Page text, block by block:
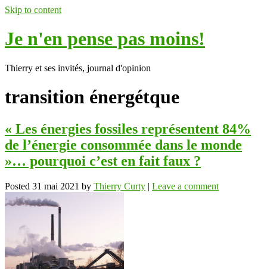
Skip to content
Je n'en pense pas moins!
Thierry et ses invités, journal d'opinion
transition énergétque
« Les énergies fossiles représentent 84%
de l’énergie consommée dans le monde
»… pourquoi c’est en fait faux ?
Posted 31 mai 2021 by Thierry Curty | Leave a comment